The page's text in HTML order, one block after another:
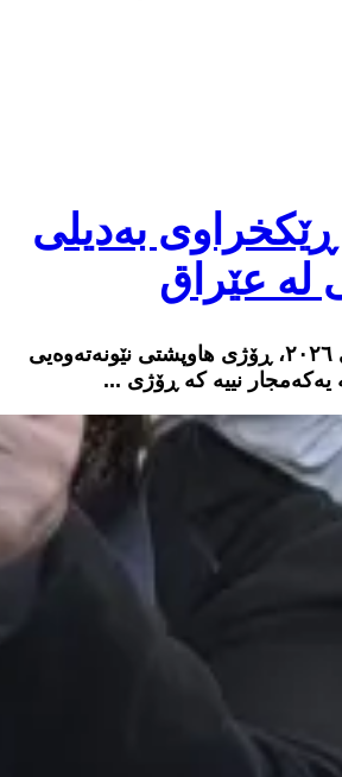
ڕێکخراوی بەدیلی
لە عێراق
بە بۆنەی یەکی ئایاری ٢٠٢٦، ڕۆژی هاوپشتی نێونەتەوەیی
یەکەمجار نییە کە ڕۆژی ...